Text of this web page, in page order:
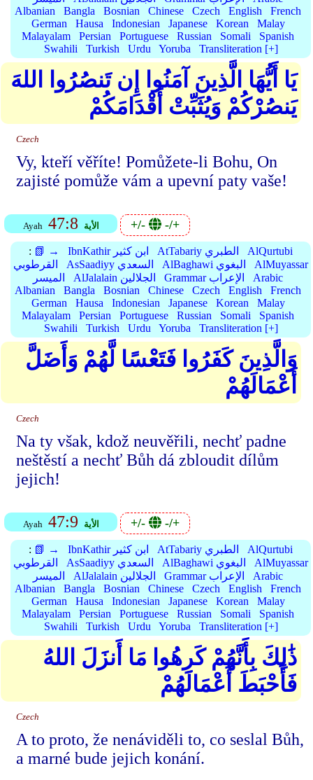
Albanian
Bangla Bosnian Chinese Czech English
French
German
Hausa Indonesian Japanese Korean
Malay
Malayalam
Persian Portuguese Russian Somali
Spanish
Swahili
Turkish Urdu Yoruba Transliteration [+]
يَا أَيُّهَا الَّذِينَ آمَنُوا إِن تَنصُرُوا اللهَ
يَنصُرْكُمْ وَيُثَبِّتْ أَقْدَامَكُمْ
Czech
Vy, kteří věříte! Pomůžete-li Bohu, On
zajisté pomůže vám a upevní paty vaše!
Ayah 47:8 الأية +/- -/+
: 📗 → IbnKathir ابن كثير AtTabariy الطبري
AlQurtubi
القرطوبي
AsSaadiyy السعدي AlBaghawi البغوي
AlMuyassar
الميسر
AlJalalain الجلالين Grammar الإعراب
Arabic
Albanian
Bangla Bosnian Chinese Czech English
French
German
Hausa Indonesian Japanese Korean
Malay
Malayalam
Persian Portuguese Russian Somali
Spanish
Swahili
Turkish Urdu Yoruba Transliteration [+]
وَالَّذِينَ كَفَرُوا فَتَعْسًا لَّهُمْ وَأَضَلَّ
أَعْمَالَهُمْ
Czech
Na ty však, kdož neuvěřili, nechť padne
neštěstí a nechť Bůh dá zbloudit dílům
jejich!
Ayah 47:9 الأية +/- -/+
: 📗 → IbnKathir ابن كثير AtTabariy الطبري
AlQurtubi
القرطوبي
AsSaadiyy السعدي AlBaghawi البغوي
AlMuyassar
الميسر
AlJalalain الجلالين Grammar الإعراب
Arabic
Albanian
Bangla Bosnian Chinese Czech English
French
German
Hausa Indonesian Japanese Korean
Malay
Malayalam
Persian Portuguese Russian Somali
Spanish
Swahili
Turkish Urdu Yoruba Transliteration [+]
ذَٰلِكَ بِأَنَّهُمْ كَرِهُوا مَا أَنزَلَ اللهُ
فَأَحْبَطَ أَعْمَالَهُمْ
Czech
A to proto, že nenáviděli to, co seslal Bůh,
a marné bude jejich konání.